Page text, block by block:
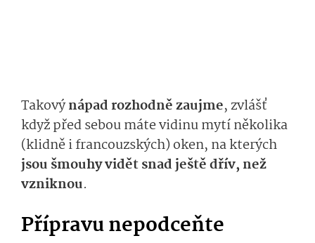
Takovýnápad rozhodně zaujme, zvlášť
když před sebou máte vidinu mytí několika
(klidně i francouzských) oken, na kterých
jsou šmouhy vidět snad ještě dřív, než
vzniknou.
Přípravu nepodceňte